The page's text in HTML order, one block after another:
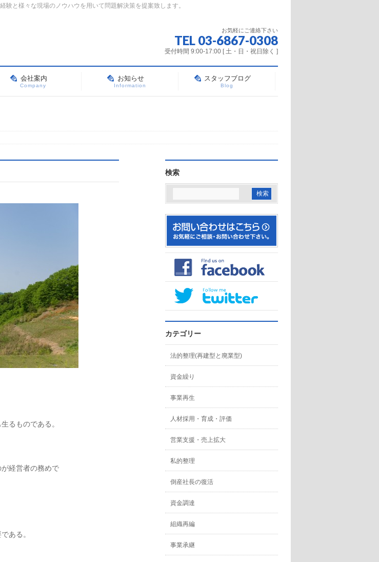
と様々な現場のノウハウを用いて問題解決策を提案致します。
お気軽にご連絡下さい
TEL 03-6867-0308
受付時間 9:00-17:00 [ 土・日・祝日除く ]
会社案内
Company
お知らせ
Information
スタッフブログ
Blog
るものである。
経営者の務めで
ある。
検索
カテゴリー
法的整理(再建型と廃業型)
資金繰り
事業再生
人材採用・育成・評価
営業支援・売上拡大
私的整理
倒産社長の復活
資金調達
組織再編
事業承継